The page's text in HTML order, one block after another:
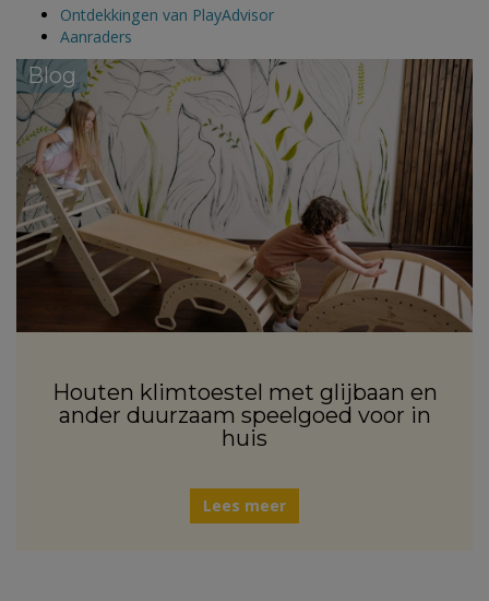
Ontdekkingen van PlayAdvisor
Aanraders
Blog
Houten klimtoestel met glijbaan en
ander duurzaam speelgoed voor in
huis
Lees meer